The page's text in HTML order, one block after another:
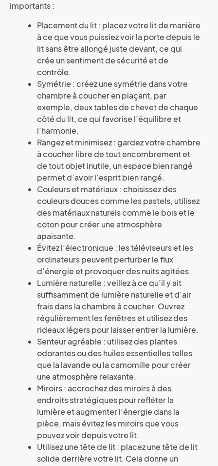
importants :
Placement du lit : placez votre lit de manière
à ce que vous puissiez voir la porte depuis le
lit sans être allongé juste devant, ce qui
crée un sentiment de sécurité et de
contrôle.
Symétrie : créez une symétrie dans votre
chambre à coucher en plaçant, par
exemple, deux tables de chevet de chaque
côté du lit, ce qui favorise l’équilibre et
l’harmonie.
Rangez et minimisez : gardez votre chambre
à coucher libre de tout encombrement et
de tout objet inutile, un espace bien rangé
permet d’avoir l’esprit bien rangé.
Couleurs et matériaux : choisissez des
couleurs douces comme les pastels, utilisez
des matériaux naturels comme le bois et le
coton pour créer une atmosphère
apaisante.
Évitez l’électronique : les téléviseurs et les
ordinateurs peuvent perturber le flux
d’énergie et provoquer des nuits agitées.
Lumière naturelle : veillez à ce qu’il y ait
suffisamment de lumière naturelle et d’air
frais dans la chambre à coucher. Ouvrez
régulièrement les fenêtres et utilisez des
rideaux légers pour laisser entrer la lumière.
Senteur agréable : utilisez des plantes
odorantes ou des huiles essentielles telles
que la lavande ou la camomille pour créer
une atmosphère relaxante.
Miroirs : accrochez des miroirs à des
endroits stratégiques pour refléter la
lumière et augmenter l’énergie dans la
pièce, mais évitez les miroirs que vous
pouvez voir depuis votre lit.
Utilisez une tête de lit : placez une tête de lit
solide derrière votre lit. Cela donne un